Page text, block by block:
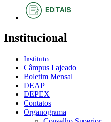
Institucional
Instituto
Câmpus Lajeado
Boletim Mensal
DEAP
DEPEX
Contatos
Organograma